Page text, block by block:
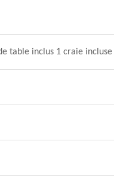
table inclus 1 craie incluse